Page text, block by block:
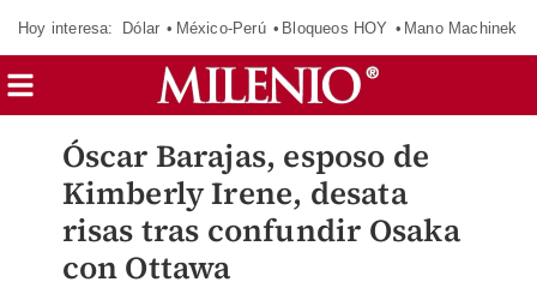
Hoy interesa: Dólar México-Perú Bloqueos HOY Mano Machinek
Óscar Barajas, esposo de
Kimberly Irene, desata
risas tras confundir Osaka
con Ottawa